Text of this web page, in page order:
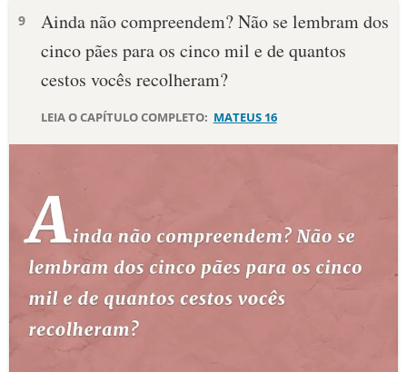
PALAVRA DO DIA
DEVOCIONAL DIÁRIO
10 MANDAMENTOS
ESTUDOS BÍBLICOS
TEMAS
9
Ainda não compreendem? Não se lembram dos
cinco pães para os cinco mil e de quantos
cestos vocês recolheram?
LEIA O CAPÍTULO COMPLETO: MATEUS 16